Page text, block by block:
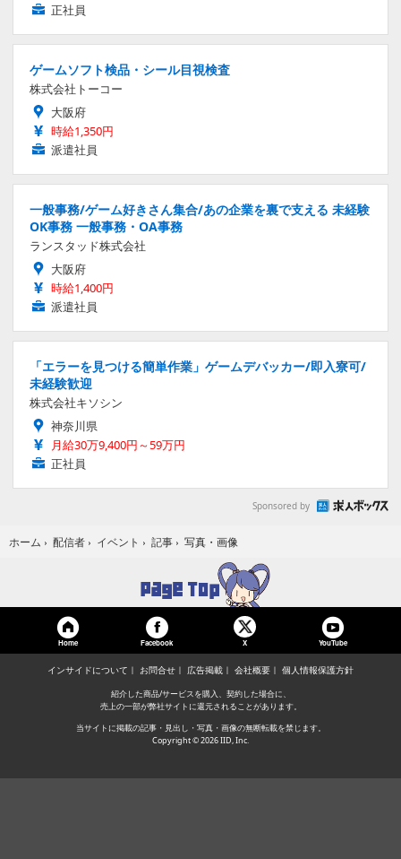
正社員
ゲームソフト検品・シール目視検査
株式会社トーコー
大阪府
時給1,350円
派遣社員
一般事務/ゲーム好きさん集合/あの企業を裏で支える 未経験
OK事務 一般事務・OA事務
ランスタッド株式会社
大阪府
時給1,400円
派遣社員
「エラーを見つける簡単作業」ゲームデバッカー/即入寮可/
未経験歓迎
株式会社キソシン
神奈川県
月給30万9,400円～59万円
正社員
Sponsored by
ホーム › 配信者 › イベント › 記事 › 写真・画像
Home Facebook X YouTube
インサイドについて お問合せ 広告掲載 会社概要 個人情報保護方針
紹介した商品/サービスを購入、契約した場合に、
売上の一部が弊社サイトに還元されることがあります。
当サイトに掲載の記事・見出し・写真・画像の無断転載を禁じます。
Copyright © 2026 IID, Inc.